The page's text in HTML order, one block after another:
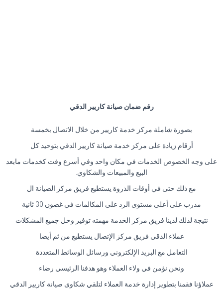
رقم ضمان صيانة كاريير الدقي
بصورة شاملة مركز خدمة كاريير من خلال الاتصال بخمسة
أرقام زيادة على مركز خدمة صيانة كاريير الدقي بتوحيد كل
على وجه الخصوص الخدمات في مكان واحد وفي أسرع وقت كخدمات مابعد
البيع والمبيعات والشكاوي.
مع ذلك حتى في أوقات الذروة يستطيع فريق مركز الصيانة ال
مدرب على أعلى مستوى الرد على المكالمات في غضون 30 ثانية
نتيجة لذلك لدينا فريق مركز الخدمة مهمته توفير وحل جميع المشكلات
عملاء الدقي فريق مركز الإتصال يستطيع من ثم أيضا
التعامل مع البريد الإلكتروني ورسائل الوسائط المتعددة
ونحن نؤمن في ولاء العملاء وهو هدفنا الرئيسي رضاء
عملاؤنا فقمنا بتطوير إدارة خدمة العملاء لتلقي شكاوى صيانة كاريير الدقي